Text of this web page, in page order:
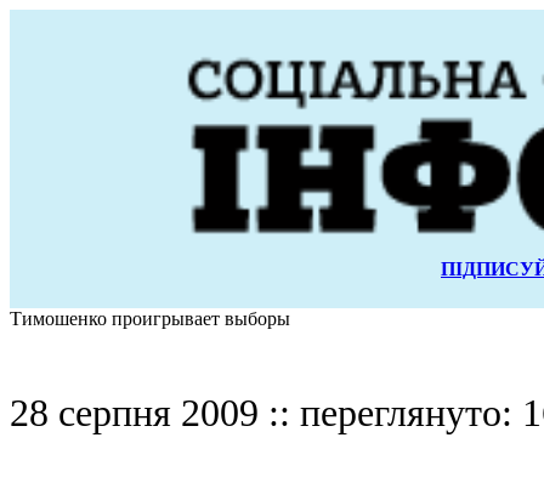
Тимошенко проигрывает выборы
28 серпня 2009 :: переглянуто: